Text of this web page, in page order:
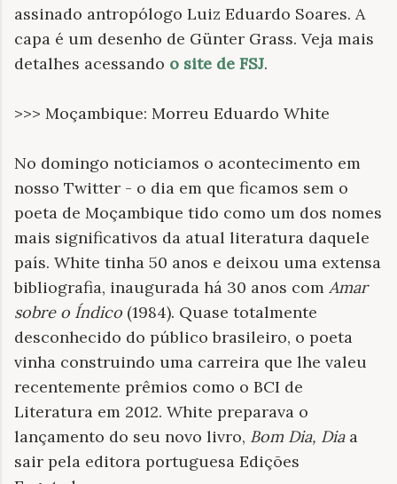
assinado antropólogo Luiz Eduardo Soares. A
capa é um desenho de Günter Grass. Veja mais
detalhes acessando o site de FSJ.
>>> Moçambique: Morreu Eduardo White
No domingo noticiamos o acontecimento em
nosso Twitter - o dia em que ficamos sem o
poeta de Moçambique tido como um dos nomes
mais significativos da atual literatura daquele
país. White tinha 50 anos e deixou uma extensa
bibliografia, inaugurada há 30 anos com Amar
sobre o Índico (1984). Quase totalmente
desconhecido do público brasileiro, o poeta
vinha construindo uma carreira que lhe valeu
recentemente prêmios como o BCI de
Literatura em 2012. White preparava o
lançamento do seu novo livro, Bom Dia, Diaa
sair pela editora portuguesa Edições